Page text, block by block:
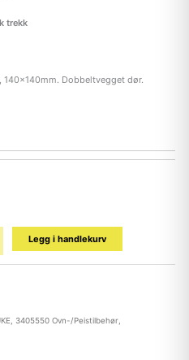
trekk
140x140mm. Dobbeltvegget dør.
Legg i handlekurv
3405550 Ovn-/Peistilbehør,